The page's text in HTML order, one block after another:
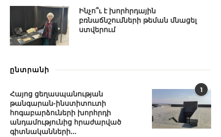
Ինչո՞ւ է խորհրդային
բռնաճնշումների թեման մնացել
ստվերում
ընտրանի
1
Հայոց ցեղասպանության
թանգարան-ինստիտուտի
հոգաբարձուների խորհրդի
անդամությունից հրաժարված
գիտնականների...